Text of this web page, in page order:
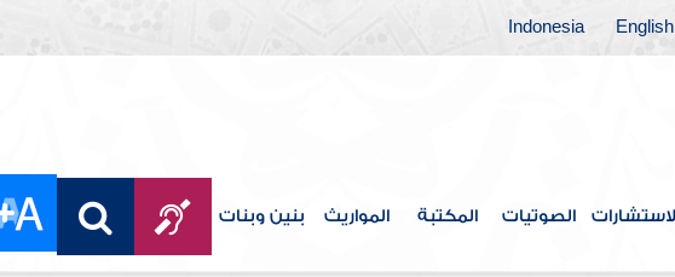
English
Indonesia
الصوتيات المكتبة المواريث بنين وبنات